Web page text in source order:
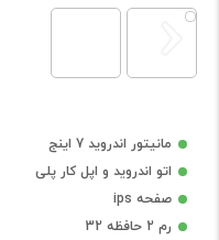
مانیتور اندروید 7 اینج
اتو اندروید و اپل کار پلی
صفحه ips
رم 2 حافظه 32